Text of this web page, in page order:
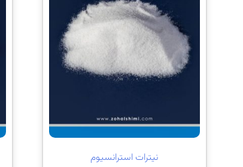
نیترات استرانسیوم